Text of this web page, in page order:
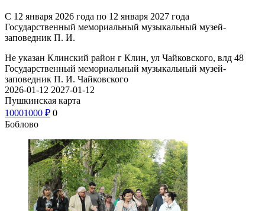
С 12 января 2026 года по 12 января 2027 года
Государственный мемориальный музыкальный музей-
заповедник П. И.
Не указан Клинский район г Клин, ул Чайковского, влд 48
Государственный мемориальный музыкальный музей-
заповедник П. И. Чайковского
2026-01-12 2027-01-12
Пушкинская карта
10001000 ₽ 0
Боблово